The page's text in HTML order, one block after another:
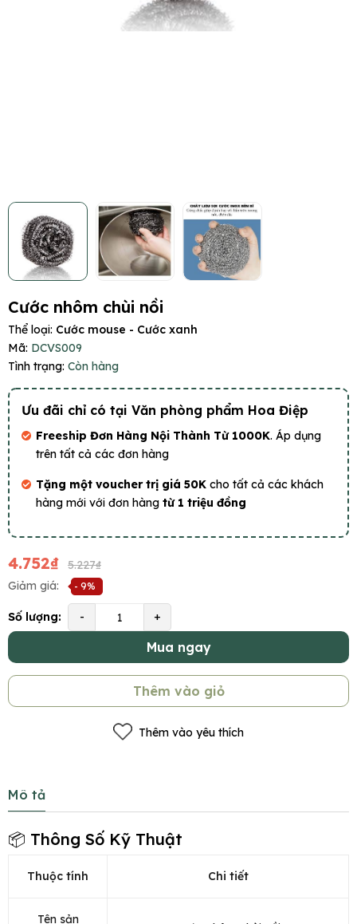
Cước nhôm chùi nồi
Thể loại: Cước mouse - Cước xanh
Mã: DCVS009
Tình trạng: Còn hàng
Ưu đãi chỉ có tại Văn phòng phẩm Hoa Điệp
Freeship Đơn Hàng Nội Thành Từ 1000K. Áp dụng
trên tất cả các đơn hàng
Tặng một voucher trị giá 50K cho tất cả các khách
hàng mới với đơn hàng từ 1 triệu đồng
4.752₫
5.227₫
Giảm giá:
- 9%
Số lượng: - +
Mua ngay
Thêm vào giỏ
Thêm vào yêu thích
Mô tả
📦 Thông Số Kỹ Thuật
Thuộc tính Chi tiết
Tên sản